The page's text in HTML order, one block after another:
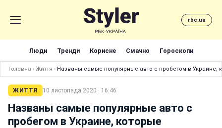
rbc.ua
Люди Тренди Корисне Смачно Гороскопи
Головна › Життя › Названы самые популярные авто с пробегом в Украине,
ЖИТТЯ 10 листопада 2020 · 16:46
Названы самые популярные авто с
пробегом в Украине, которые